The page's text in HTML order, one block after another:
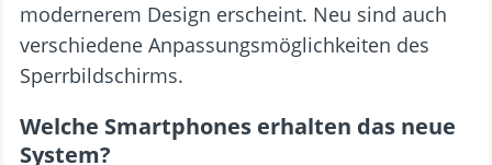
modernerem Design erscheint. Neu sind auch
verschiedene Anpassungsmöglichkeiten des
Sperrbildschirms.
Welche Smartphones erhalten das neue
System?